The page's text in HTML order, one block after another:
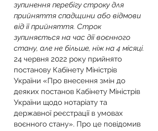
зупинення перебігу строку для
прийняття спадщини або відмови
від її прийняття. Строк
зупиняється на час дії воєнного
стану, але не більше, ніж на 4 місяці.
24 червня 2022 року прийнято
постанову Кабінету Міністрів
України «Про внесення змін до
деяких постанов Кабінету Міністрів
України щодо нотаріату та
державної реєстрації в умовах
воєнного стану». Про це повідомив